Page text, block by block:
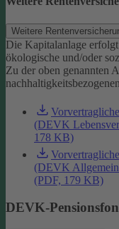
Weitere
Die Kapitalanlage
ökologische und/oder
Zu der oben genannten
(DEVK
178 KB)
(DEVK
(PDF, 179 KB)
DEVK-